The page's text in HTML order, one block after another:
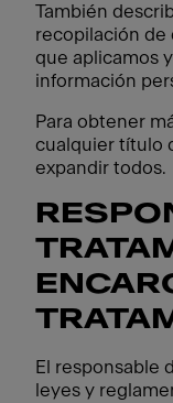
También
recopilación de
que aplicamos
información
Para obtener
cualquier título
expandir todos.
El responsable
leyes y